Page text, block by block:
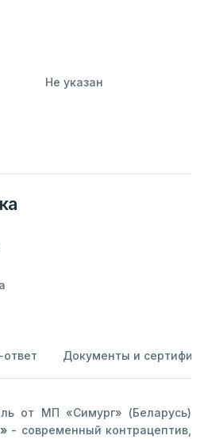
Не указан
Документы и
от МП «Симург» (Беларусь)
- современный контрацептив,